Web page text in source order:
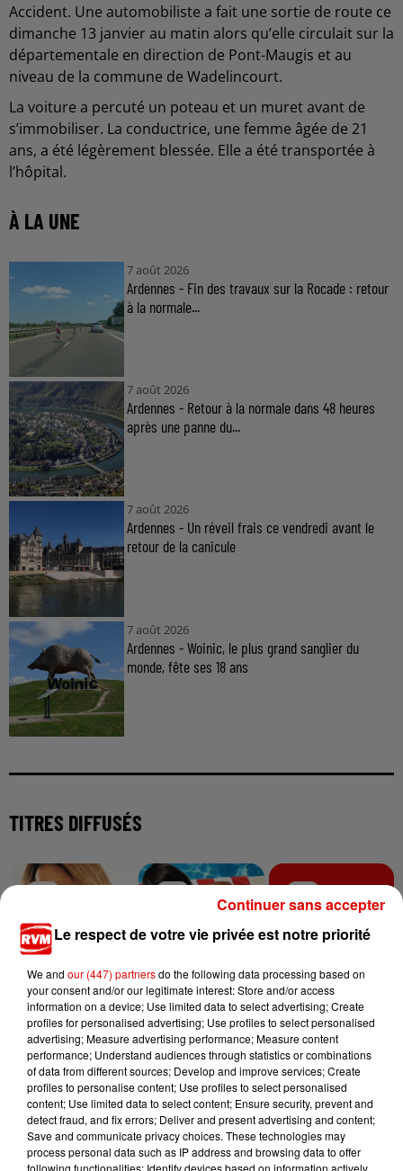
Accident. Une automobiliste a fait une sortie de route ce
dimanche 13 janvier au matin alors qu’elle circulait sur la
départementale en direction de Pont-Maugis et au
niveau de la commune de Wadelincourt.
La voiture a percuté un poteau et un muret avant de
s’immobiliser. La conductrice, une femme âgée de 21
ans, a été légèrement blessée. Elle a été transportée à
l’hôpital.
À LA UNE
7 août 2026
Ardennes - Fin des travaux sur la Rocade : retour
à la normale...
7 août 2026
Ardennes - Retour à la normale dans 48 heures
après une panne du...
7 août 2026
Ardennes - Un réveil frais ce vendredi avant le
retour de la canicule
7 août 2026
Ardennes - Woinic, le plus grand sanglier du
monde, fête ses 18 ans
TITRES DIFFUSÉS
2h56
2h56
TONI BRAXTON
Unbreak My Heart
2h54
2h54
GIMS
Soleil
2h51
2h51
TEMPER CITY
Self Aware
Le respect de votre vie privée est notre priorité
We and our (447) partnersdo the following data processing based on
your consent and/or our legitimate interest: Store and/or access
information on a device; Use limited data to select advertising; Create
profiles for personalised advertising; Use profiles to select personalised
advertising; Measure advertising performance; Measure content
performance; Understand audiences through statistics or combinations
of data from different sources; Develop and improve services; Create
profiles to personalise content; Use profiles to select personalised
content; Use limited data to select content; Ensure security, prevent and
detect fraud, and fix errors; Deliver and present advertising and content;
Save and communicate privacy choices. These technologies may
process personal data such as IP address and browsing data to offer
following functionalities: Identify devices based on information actively
Continuer sans accepter